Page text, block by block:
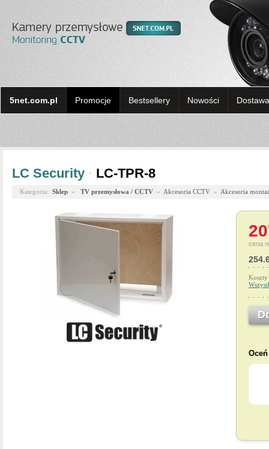
5net.com.pl Promocje Bestsellery Nowości
LC Security · LC-TPR-8
Kategoria: Sklep » TV przemysłowa / CCTV » Akcesoria CCTV » Akcesoria
cena